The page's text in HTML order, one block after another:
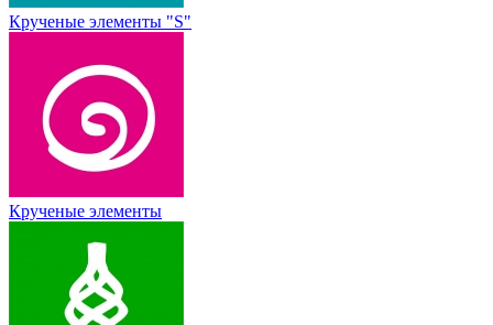
Крученые элементы "S"
Крученые элементы